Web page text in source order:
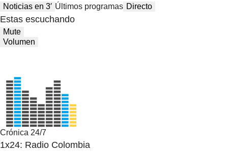
Noticias en 3′ Últimos programas Directo
Estas escuchando
Mute
Volumen
Crónica 24/7
1x24: Radio Colombia